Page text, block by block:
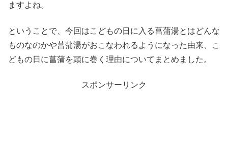
ますよね。
ということで、今回はこどもの日に入る菖蒲湯とはどんな
ものなのかや菖蒲湯がおこなわれるようになった由来、こ
どもの日に菖蒲を頭に巻く理由についてまとめました。
スポンサーリンク